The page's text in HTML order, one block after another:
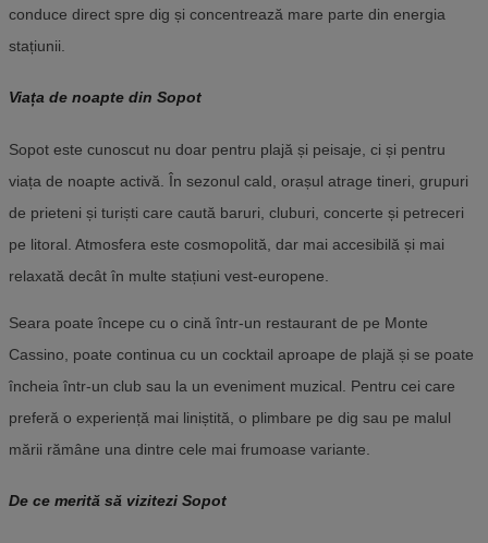
conduce direct spre dig și concentrează mare parte din energia
stațiunii.
Viața de noapte din Sopot
Sopot este cunoscut nu doar pentru plajă și peisaje, ci și pentru
viața de noapte activă. În sezonul cald, orașul atrage tineri, grupuri
de prieteni și turiști care caută baruri, cluburi, concerte și petreceri
pe litoral. Atmosfera este cosmopolită, dar mai accesibilă și mai
relaxată decât în multe stațiuni vest-europene.
Seara poate începe cu o cină într-un restaurant de pe Monte
Cassino, poate continua cu un cocktail aproape de plajă și se poate
încheia într-un club sau la un eveniment muzical. Pentru cei care
preferă o experiență mai liniștită, o plimbare pe dig sau pe malul
mării rămâne una dintre cele mai frumoase variante.
De ce merită să vizitezi Sopot